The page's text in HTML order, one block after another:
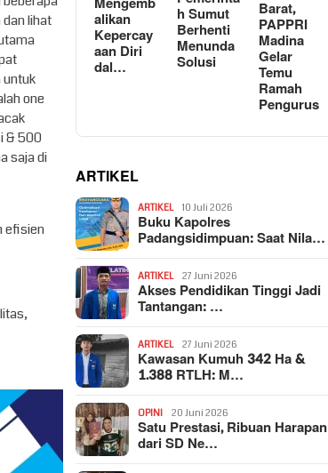
lihat
untuk
one
& 500
saja di
efisien
alikan
Kepercay
aan Diri
dal…
h Sumut
Berhenti
Menunda
Solusi
Barat,
PAPPRI
Madina
Gelar
Temu
Ramah
Pengurus
ARTIKEL
ARTIKEL 10 Juli 2026
Buku Kapolres
Padangsidimpuan: Saat Nila…
ARTIKEL 27 Juni 2026
Akses Pendidikan Tinggi Jadi
Tantangan: …
ARTIKEL 27 Juni 2026
Kawasan Kumuh 342 Ha &
1.388 RTLH: M…
OPINI 20 Juni 2026
Satu Prestasi, Ribuan Harapan
dari SD Ne…